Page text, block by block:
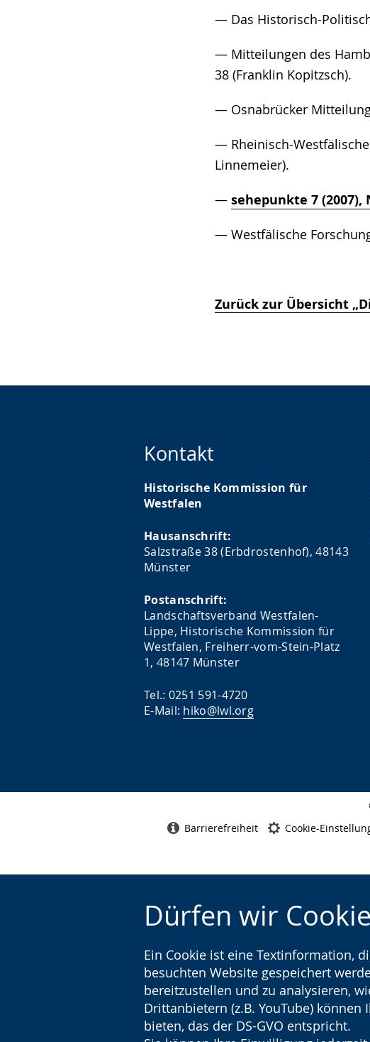
Dürfen wir
Ein Cookie ist eine Textinformation,
besuchten Website gespeichert
bereitzustellen und zu analysieren,
Drittanbietern (z.B. YouTube)
bieten, das der DS-GVO entspricht.
— Das Historisch-
— Mitteilungen des
38 (Franklin Kopitzsch).
— Osnabrücker
— Rheinisch-Westfälische
Linnemeier).
— sehepunkte 7 (2007),
— Westfälische
Zurück zur Übersicht
Kontakt
Historische Kommission für
Westfalen
Hausanschrift:
Salzstraße 38 (Erbdrostenhof), 48143
Münster
Postanschrift:
Landschaftsverband Westfalen-
Lippe, Historische Kommission für
Westfalen, Freiherr-vom-Stein-Platz
1, 48147 Münster
Tel.: 0251 591-4720
E-Mail: hiko@lwl.org
Barrierefreiheit Cookie-